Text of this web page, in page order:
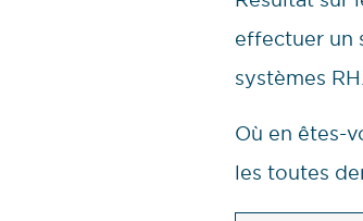
effectuer un
systèmes RH.
Où en êtes-
les toutes